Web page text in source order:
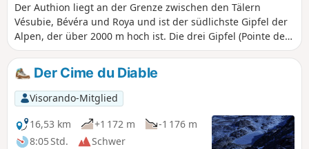
Der Authion liegt an der Grenze zwischen den Tälern
Vésubie, Bévéra und Roya und ist der südlichste Gipfel der
Alpen, der über 2000 m hoch ist. Die drei Gipfel (Pointe des
Trois Communes, Forca und Mille Fourches) bieten einen
herrlichen Ausblick auf das Mittelmeer und das
Mercantour-Massiv. Außerdem bietet sich die Gelegenheit,
die alten Militärfestungen zu entdecken, die von Ende
des19. Jahrhunderts bis zum Ende des Zweiten Weltkriegs
die französisch-italienische Grenze bewachten.
Der Cime du Diable
Visorando-Mitglied
16,53 km
+1 172 m
-1 176 m
8:05 Std.
Schwer